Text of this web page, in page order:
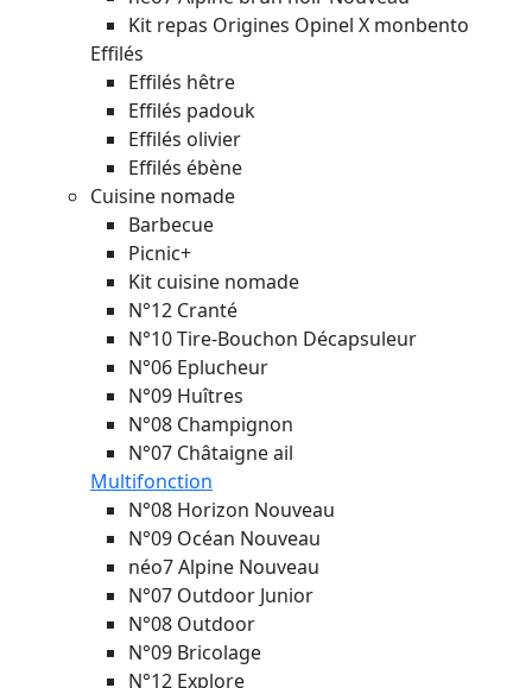
Kit repas Origines Opinel X monbento
Effilés
Effilés hêtre
Effilés padouk
Effilés olivier
Effilés ébène
Cuisine nomade
Barbecue
Picnic+
Kit cuisine nomade
N°12 Cranté
N°10 Tire-Bouchon Décapsuleur
N°06 Eplucheur
N°09 Huîtres
N°08 Champignon
N°07 Châtaigne ail
Multifonction
N°08 Horizon Nouveau
N°09 Océan Nouveau
néo7 Alpine Nouveau
N°07 Outdoor Junior
N°08 Outdoor
N°09 Bricolage
N°12 Explore